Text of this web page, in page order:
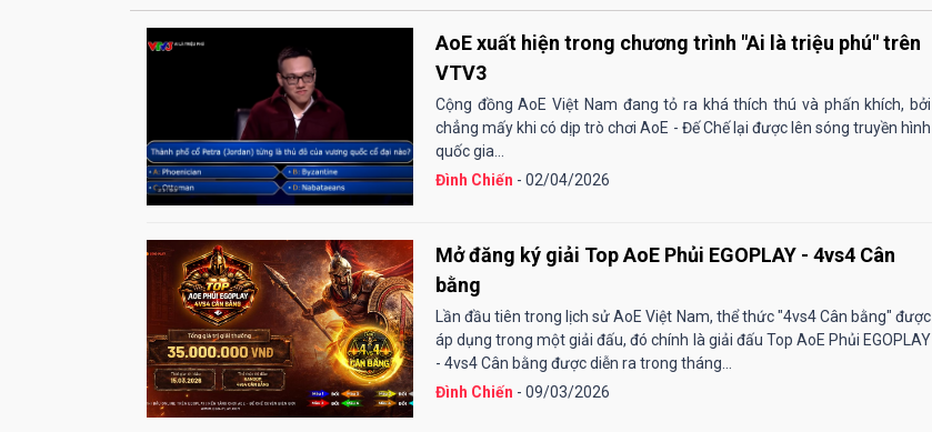
AoE xuất hiện trong chương trình "Ai là triệu phú" trên
VTV3
Cộng đồng AoE Việt Nam đang tỏ ra khá thích thú và phấn khích, bởi
chẳng mấy khi có dịp trò chơi AoE - Đế Chế lại được lên sóng truyền hình
quốc gia...
Đình Chiến - 02/04/2026
Mở đăng ký giải Top AoE Phủi EGOPLAY - 4vs4 Cân
bằng
Lần đầu tiên trong lịch sử AoE Việt Nam, thể thức "4vs4 Cân bằng" được
áp dụng trong một giải đấu, đó chính là giải đấu Top AoE Phủi EGOPLAY
- 4vs4 Cân bằng được diễn ra trong tháng...
Đình Chiến - 09/03/2026